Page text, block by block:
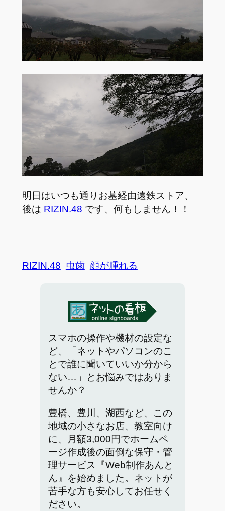
明日はいつも通りお墓経由遠鉄ストア、
後は RIZIN.48 です、何もしません！！
RIZIN.48 虫歯 顔が腫れる
スマホの操作や機材の設定な
ど、「ネットやパソコンのこ
とで誰に聞いていいか分から
ない…」とお悩みではありま
せんか？
豊橋、豊川、湖西など、この
地域の小さなお店、教室向け
に、月額3,000円でホームペ
ージ作成後の面倒な保守・管
理サービス『Web制作あんと
ん』を始めました。ネットが
苦手な方も安心してお任せく
ださい。